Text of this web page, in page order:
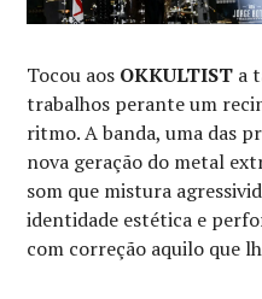
Tocou aos OKKULTIST a
trabalhos perante um
ritmo. A banda, uma das
nova geração do metal
som que mistura
identidade estética e
com correção aquilo que